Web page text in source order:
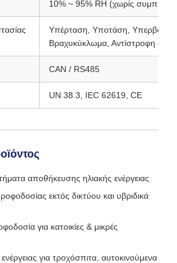
10% ~ 95% RH (χωρίς
Υπέρταση, Υποτάση,
Βραχυκύκλωμα, Αντίστροφη
CAN / RS485
UN 38.3, IEC 62619, CE
αποθήκευσης ηλιακής ενέργειας
εκτός δικτύου και υβριδικά
για κατοικίες & μικρές
για τροχόσπιτα, αυτοκινούμενα